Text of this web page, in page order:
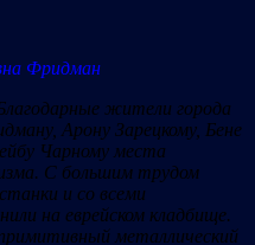
Фридман
жители города
Арону Зарецкому, Бене
Чарному места
С большим трудом
и со всеми
на еврейском кладбище.
металлический